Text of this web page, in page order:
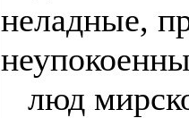
неладные,
люд